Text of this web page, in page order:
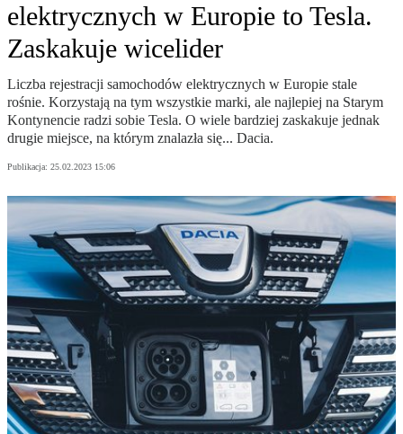
elektrycznych w Europie to Tesla.
Zaskakuje wicelider
Liczba rejestracji samochodów elektrycznych w Europie stale
rośnie. Korzystają na tym wszystkie marki, ale najlepiej na Starym
Kontynencie radzi sobie Tesla. O wiele bardziej zaskakuje jednak
drugie miejsce, na którym znalazła się... Dacia.
Publikacja: 25.02.2023 15:06